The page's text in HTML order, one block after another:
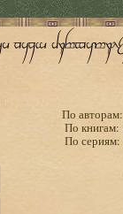
По авторам:
По книгам:
По сериям: